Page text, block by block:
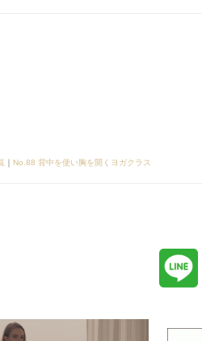
｜ No.88 背中を使い胸を開くヨガクラス